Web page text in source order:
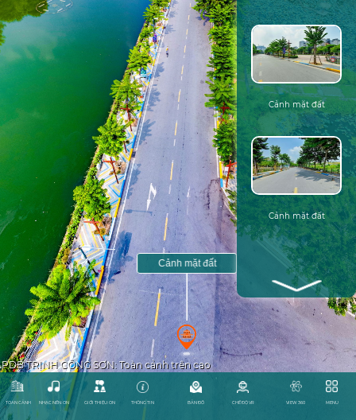
Cảnh mặt đất
Cảnh mặt đất
PDB TRỊNH CÔNG SƠN: Toàn cảnh trên cao
TOAN CẢNH NHẠC NỀN: ON GIỚI THIỆU: ON THÔNG TIN BẢN ĐỒ CHẾ ĐỘ VR MENU
VIEW 360